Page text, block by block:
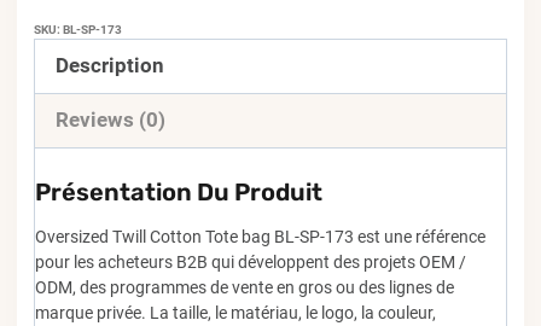
SKU: BL-SP-173
Description
Reviews (0)
Présentation Du Produit
Oversized Twill Cotton Tote bag BL-SP-173 est une référence
pour les acheteurs B2B qui développent des projets OEM /
ODM, des programmes de vente en gros ou des lignes de
marque privée. La taille, le matériau, le logo, la couleur,